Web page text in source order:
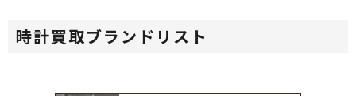
時計買取ブランドリスト